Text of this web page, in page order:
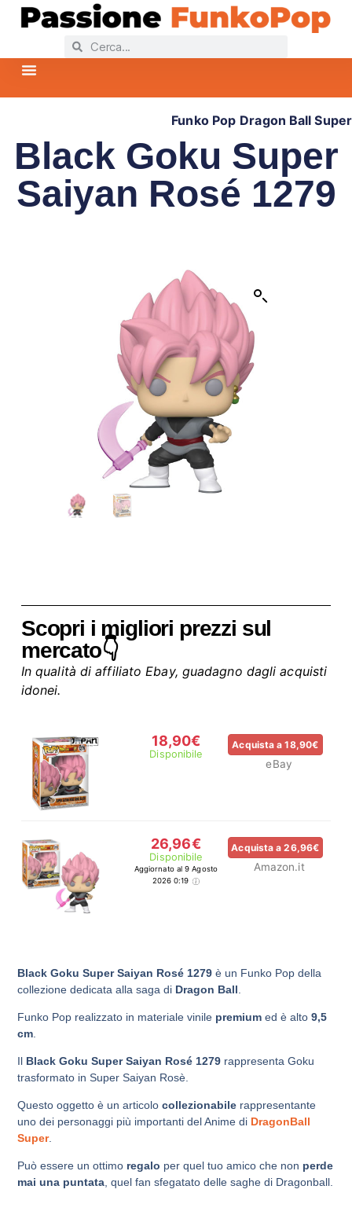
Black Goku Super
Saiyan Rosé 1279
Funko Pop Dragon Ball Super
Scopri i migliori prezzi sul
mercato👇
In qualità di affiliato Ebay, guadagno dagli acquisti
idonei.
18,90€
Disponibile
Acquista a 18,90€
eBay
26,96€
Disponibile
Aggiornato al 9 Agosto
2026 0:19
Acquista a 26,96€
Amazon.it
Black Goku Super Saiyan Rosé 1279è un Funko Pop della
collezione dedicata alla saga di Dragon Ball
Funko Pop realizzato in materiale vinile premium ed è alto9,5
cm
Il Black Goku Super Saiyan Rosé 1279 rappresenta Goku
trasformato in Super Saiyan Rosè.
Questo oggetto è un articolocollezionabile rappresentante
uno dei personaggi più importanti del Anime di DragonBall
Super.
Può essere un ottimo regalo per quel tuo amico che non perde
mai una puntata , quel fan sfegatato delle saghe di Dragonball.